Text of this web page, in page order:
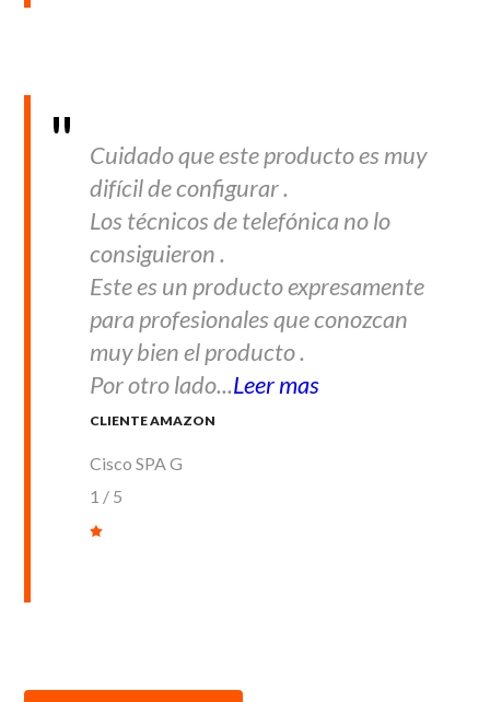
Cuidado que este producto es muy
difícil de configurar .
Los técnicos de telefónica no lo
consiguieron .
Este es un producto expresamente
para profesionales que conozcan
muy bien el producto .
Por otro lado...Leer mas
CLIENTE AMAZON
Cisco SPA G
1 / 5